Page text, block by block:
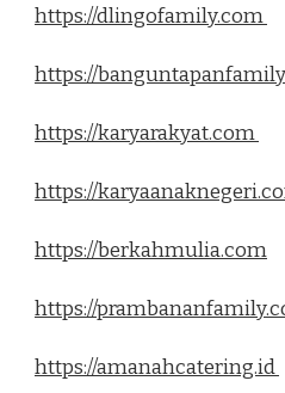
https://dlingofamily.com
https://
https://karyarakyat.com
https://
https://berkahmulia.com
https://
https://amanahcatering.id